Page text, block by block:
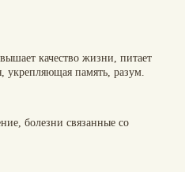
качество жизни, питает
укрепляющая память, разум.
болезни связанные со